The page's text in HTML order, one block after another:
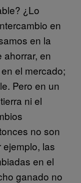
¿Lo
en
en la
ahorrar, en
el mercado;
Pero en un
ni el
no son
las
en el
ganado no